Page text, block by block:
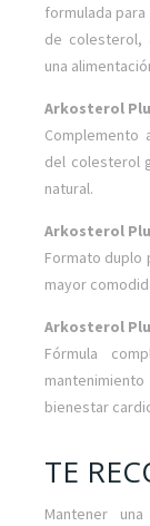
formulada
de colesterol,
una
Arkosterol
Complemento
del colesterol
natural.
Arkosterol
Formato duplo
mayor
Arkosterol
Fórmula
bienestar
TE
Mantener